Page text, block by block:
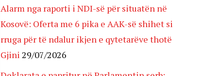
Alarm nga raporti i NDI-së për situatën në
Kosovë: Oferta me 6 pika e AAK-së shihet si
rruga për të ndalur ikjen e qytetarëve thotë
Gjini 29/07/2026